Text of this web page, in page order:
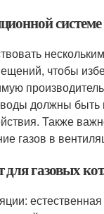
чтобы
должны быть
Также
газов в
газовых